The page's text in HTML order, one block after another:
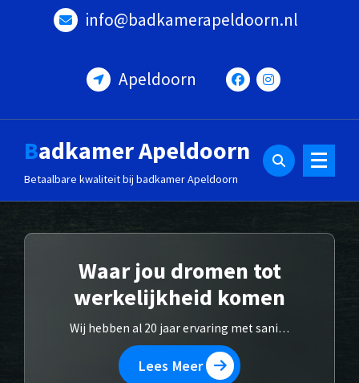
info@badkamerapeldoorn.nl
Apeldoorn
Badkamer Apeldoorn
Betaalbare kwaliteit bij badkamer Apeldoorn
Waar jou dromen tot
werkelijkheid komen
Wij hebben al 20 jaar ervaring met sanitair
Lees Meer